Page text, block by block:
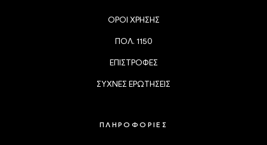
ΟΡΟΙ ΧΡΗΣΗΣ
ΠΟΛ. 1150
ΕΠΙΣΤΡΟΦΕΣ
ΣΥΧΝΕΣ ΕΡΩΤΗΣΕΙΣ
ΠΛΗΡΟΦΟΡΙΕΣ